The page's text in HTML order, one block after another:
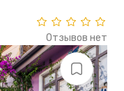
Отзывов нет